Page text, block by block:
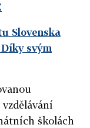
Slovenska
svým
školách